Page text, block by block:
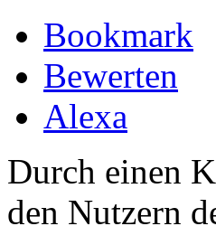
Bookmark
Bewerten
Alexa
Durch einen
den Nutzern